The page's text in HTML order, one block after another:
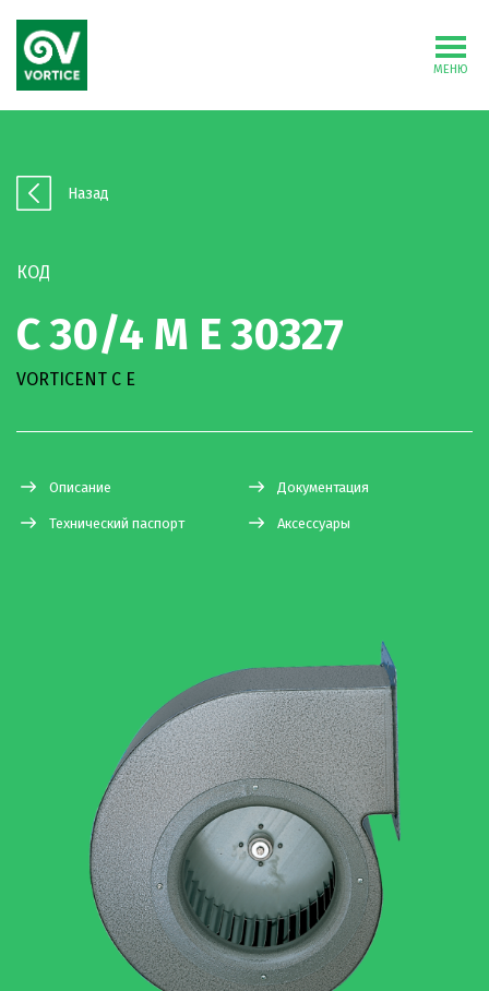
МЕНЮ
Назад
КОД
C 30/4 M E 30327
VORTICENT C E
Описание Документация
Технический паспорт Аксессуары